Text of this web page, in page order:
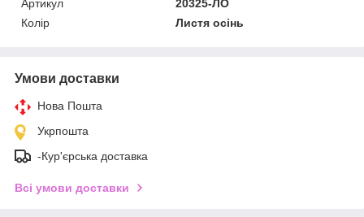
Артикул
20325-ЛО
Колір
Листя осінь
Умови доставки
Нова Пошта
Укрпошта
-Кур'єрська доставка
Всі умови доставки